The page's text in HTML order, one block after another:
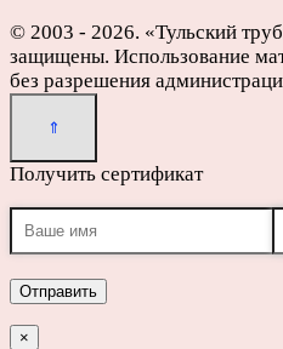
© 2003 - 2026. «Тульский
защищены. Использование
без разрешения
Получить сертификат
×